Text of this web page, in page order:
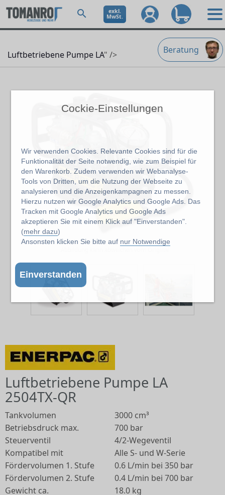
Cockie-Einstellungen
Wir verwenden Cookies. Relevante Cookies sind für die
Funktionalität der Seite notwendig, wie zum Beispiel für
den Warenkorb. Zudem verwenden wir Webanalyse-
Tools von Dritten, um die Nutzung der Webseite zu
analysieren und die Anzeigenkampagnen zu messen.
Hierzu nutzen wir Google Analytics und Google Ads. Das
Tracken mit Google Analytics und Google Ads
akzeptieren Sie mit einem Klick auf "Einverstanden".
(mehr dazu)
Ansonsten klicken Sie bitte auf nur Notwendige
Einverstanden
exkl.
MwSt.
Beratung
Luftbetriebene Pumpe LA" />
Luftbetriebene Pumpe LA
2504TX-QR
Tankvolumen
3000 cm³
Betriebsdruck max.
700 bar
Steuerventil
4/2-Wegeventil
Kompatibel mit
Alle S- und W-Serie
Fördervolumen 1. Stufe
0.6 L/min bei 350 bar
Fördervolumen 2. Stufe
0.4 L/min bei 700 bar
Gewicht ca.
18.0 kg